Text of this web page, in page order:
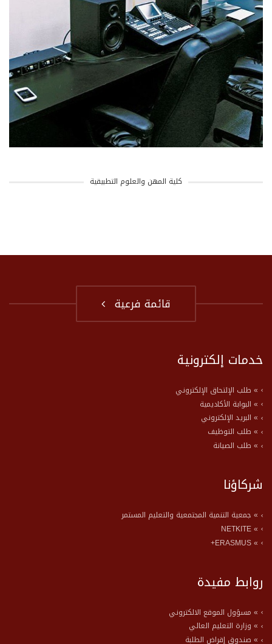
كلية المهن والعلوم التطبيقية
قائمة فرعية
خدمات إلكترونية
» طلب الإلتحاق الإلكتروني
» البوابة الأكاديمية
» البريد الإلكتروني
» طلب التوظيف
» طلب الصيانة
شركاؤنا
» جمعية التنمية المجتمعية والتعليم المستمر
» NETKITE
» ERASMUS+
روابط مفيدة
» مسؤول الموقع الالكتروني
» وزارة التعليم العالي
» صندوق إقراض الطلبة